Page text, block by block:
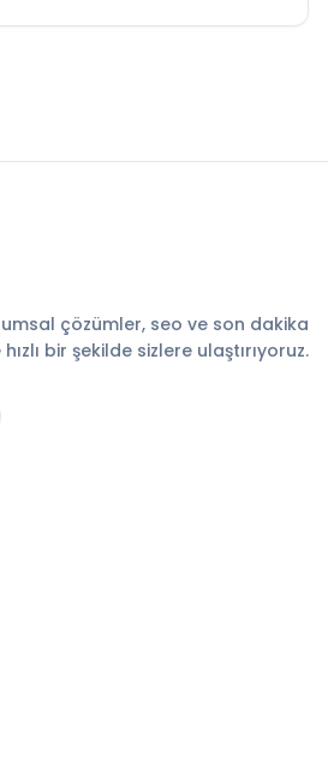
çözümler, seo ve son dakika
bir şekilde sizlere ulaştırıyoruz.